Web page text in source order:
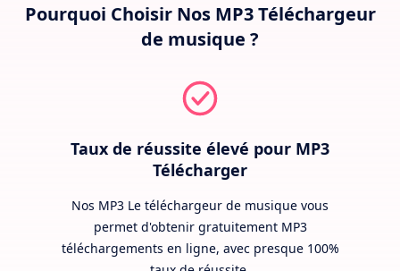
Pourquoi Choisir Nos MP3 Téléchargeur
de musique ?
Taux de réussite élevé pour MP3
Télécharger
Nos MP3 Le téléchargeur de musique vous
permet d'obtenir gratuitement MP3
téléchargements en ligne, avec presque 100%